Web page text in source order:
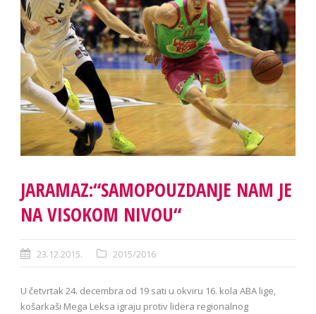
JARAMAZ:“SAMOPOUZDANJE NAM JE
NA VISOKOM NIVOU“
23.12.2015. 2015/2016
U četvrtak 24. decembra od 19 sati u okviru 16. kola ABA lige,
košarkaši Mega Leksa igraju protiv lidera regionalnog